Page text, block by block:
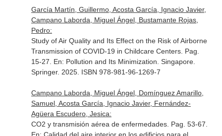
García Martín, Guillermo, Acosta García, Ignacio Javier,
Campano Laborda, Miguel Ángel, Bustamante Rojas,
Pedro:
Study of Air Quality and Its Effect on the Risk of Airborne
Transmission of COVID-19 in Childcare Centers. Pag.
15-27. En: Pollution and Its Minimization . Singapore.
Springer. 2025. ISBN 978-981-96-1269-7
Campano Laborda, Miguel Ángel, Domínguez Amarillo,
Samuel, Acosta García, Ignacio Javier, Fernández-
Agüera Escudero, Jesica:
CO2 y transmisión aérea de enfermedades. Pag. 53-67.